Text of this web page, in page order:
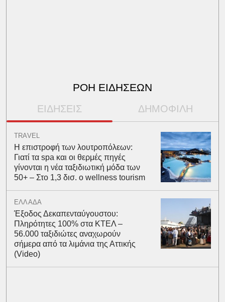
ΡΟΗ ΕΙΔΗΣΕΩΝ
ΕΙΔΗΣΕΙΣ ΔΗΜΟΦΙΛΗ
TRAVEL
Η επιστροφή των λουτροπόλεων:
Γιατί τα spa και οι θερμές πηγές
γίνονται η νέα ταξιδιωτική μόδα των
50+ – Στο 1,3 δισ. ο wellness tourism
ΕΛΛΑΔΑ
Έξοδος Δεκαπενταύγουστου:
Πληρότητες 100% στα ΚΤΕΛ –
56.000 ταξιδιώτες αναχωρούν
σήμερα από τα λιμάνια της Αττικής
(Video)